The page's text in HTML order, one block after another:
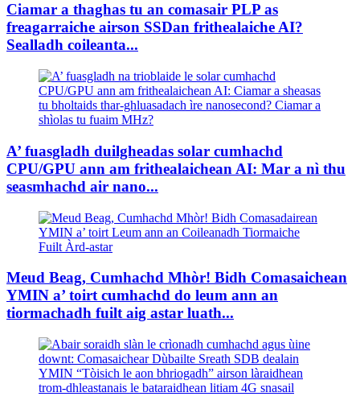
Ciamar a thaghas tu an comasair PLP as
freagarraiche airson SSDan frithealaiche AI?
Sealladh coileanta...
A’ fuasgladh duilgheadas solar cumhachd
CPU/GPU ann am frithealaichean AI: Mar a nì thu
seasmhachd air nano...
Meud Beag, Cumhachd Mhòr! Bidh Comasaichean
YMIN a’ toirt cumhachd do leum ann an
tiormachadh fuilt aig astar luath...